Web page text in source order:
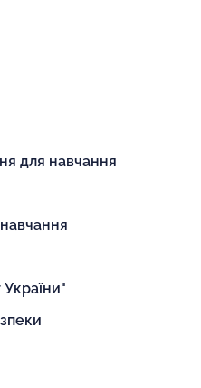
для навчання